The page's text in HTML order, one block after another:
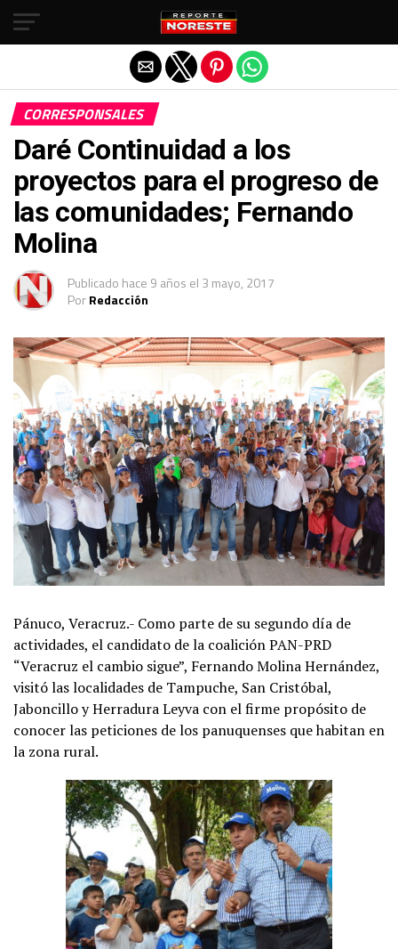
CORRESPONSALES
Daré Continuidad a los
proyectos para el progreso de
las comunidades; Fernando
Molina
Publicado hace 9 años el 3 mayo, 2017
PorRedacción
Pánuco, Veracruz.- Como parte de su segundo día de
actividades, el candidato de la coalición PAN-PRD
“Veracruz el cambio sigue”, Fernando Molina Hernández,
visitó las localidades de Tampuche, San Cristóbal,
Jaboncillo y Herradura Leyva con el firme propósito de
conocer las peticiones de los panuquenses que habitan en
la zona rural.
Salir de la versión móvil